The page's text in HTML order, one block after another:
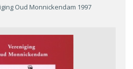
Oud Monnickendam 1997